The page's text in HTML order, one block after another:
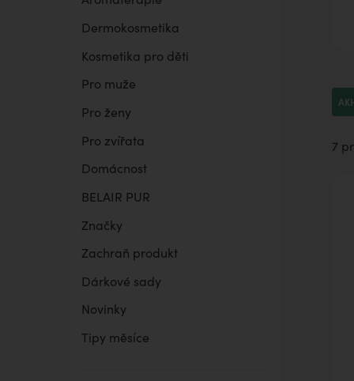
BELAIR PUR Lite
Co mě trápí
Vaginální suchost
Sada pro grilování
7
Dermokosmetika
Kosmetika pro děti
Pro muže
Pro ženy
Pro zvířata
Domácnost
BELAIR PUR
Značky
Zachraň produkt
Dárkové sady
Novinky
Tipy měsíce